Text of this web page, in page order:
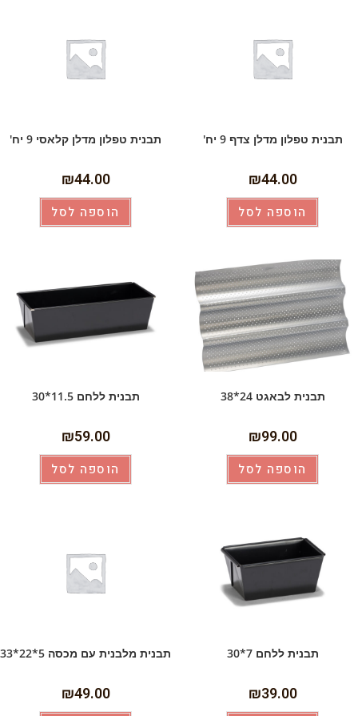
תבנית טפלון מדלן צדף 9 יח'
₪44.00
הוספה לסל
תבנית טפלון מדלן קלאסי 9 יח'
₪44.00
הוספה לסל
תבנית לבאגט 24*38
₪99.00
הוספה לסל
תבנית ללחם 11.5*30
₪59.00
הוספה לסל
תבנית ללחם 7*30
₪39.00
תבנית מלבנית עם מכסה 5*22*33
₪49.00